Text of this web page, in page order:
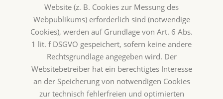
Website (z. B. Cookies zur Messung des
Webpublikums) erforderlich sind (notwendige
Cookies), werden auf Grundlage von Art. 6 Abs.
1 lit. f DSGVO gespeichert, sofern keine andere
Rechtsgrundlage angegeben wird. Der
Websitebetreiber hat ein berechtigtes Interesse
an der Speicherung von notwendigen Cookies
zur technisch fehlerfreien und optimierten